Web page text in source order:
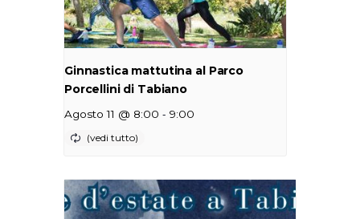
Ginnastica mattutina al Parco
Porcellini di Tabiano
Agosto 11 @ 8:00 - 9:00